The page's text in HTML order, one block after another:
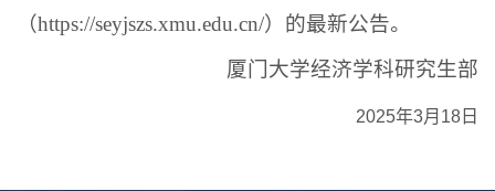
（https://seyjszs.xmu.edu.cn/）的最新公告。
厦门大学经济学科研究生部
2025年3月18日